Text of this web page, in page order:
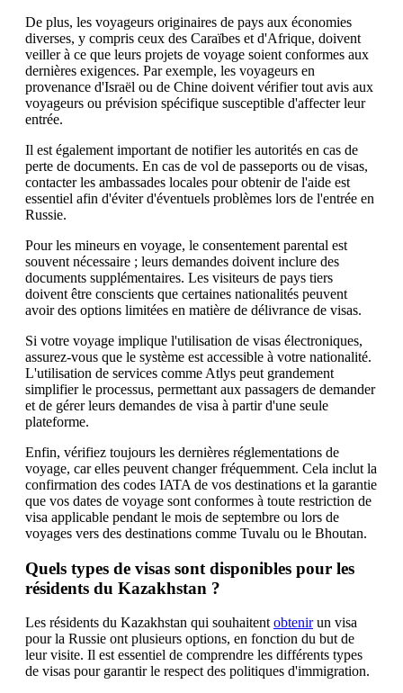
De plus, les voyageurs originaires de pays aux économies
diverses, y compris ceux des Caraïbes et d'Afrique, doivent
veiller à ce que leurs projets de voyage soient conformes aux
dernières exigences. Par exemple, les voyageurs en
provenance d'Israël ou de Chine doivent vérifier tout avis aux
voyageurs ou prévision spécifique susceptible d'affecter leur
entrée.
Il est également important de notifier les autorités en cas de
perte de documents. En cas de vol de passeports ou de visas,
contacter les ambassades locales pour obtenir de l'aide est
essentiel afin d'éviter d'éventuels problèmes lors de l'entrée en
Russie.
Pour les mineurs en voyage, le consentement parental est
souvent nécessaire ; leurs demandes doivent inclure des
documents supplémentaires. Les visiteurs de pays tiers
doivent être conscients que certaines nationalités peuvent
avoir des options limitées en matière de délivrance de visas.
Si votre voyage implique l'utilisation de visas électroniques,
assurez-vous que le système est accessible à votre nationalité.
L'utilisation de services comme Atlys peut grandement
simplifier le processus, permettant aux passagers de demander
et de gérer leurs demandes de visa à partir d'une seule
plateforme.
Enfin, vérifiez toujours les dernières réglementations de
voyage, car elles peuvent changer fréquemment. Cela inclut la
confirmation des codes IATA de vos destinations et la garantie
que vos dates de voyage sont conformes à toute restriction de
visa applicable pendant le mois de septembre ou lors de
voyages vers des destinations comme Tuvalu ou le Bhoutan.
Quels types de visas sont disponibles pour les
résidents du Kazakhstan ?
Les résidents du Kazakhstan qui souhaitent obtenirun visa
pour la Russie ont plusieurs options, en fonction du but de
leur visite. Il est essentiel de comprendre les différents types
de visas pour garantir le respect des politiques d'immigration.